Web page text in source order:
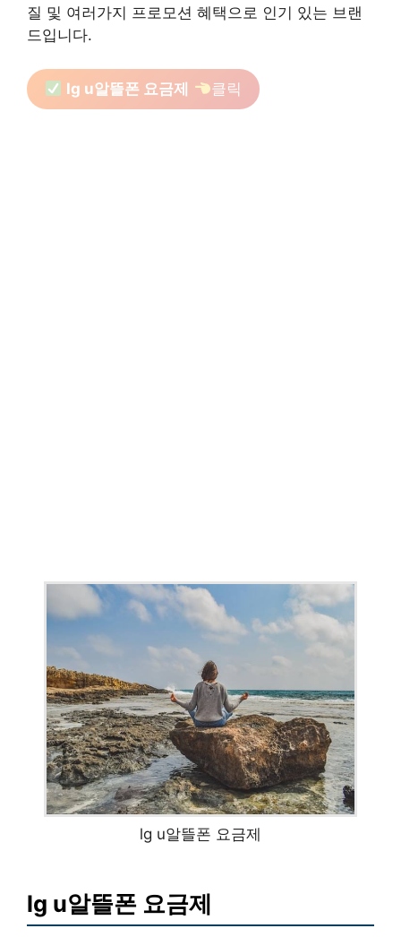
질 및 여러가지 프로모션 혜택으로 인기 있는 브랜
드입니다.
lg u알뜰폰 요금제 클릭
lg u알뜰폰 요금제
lg u알뜰폰 요금제